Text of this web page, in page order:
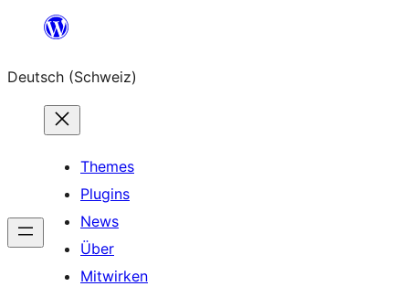
springen
Deutsch (Schweiz)
Themes
Plugins
News
Über
Mitwirken